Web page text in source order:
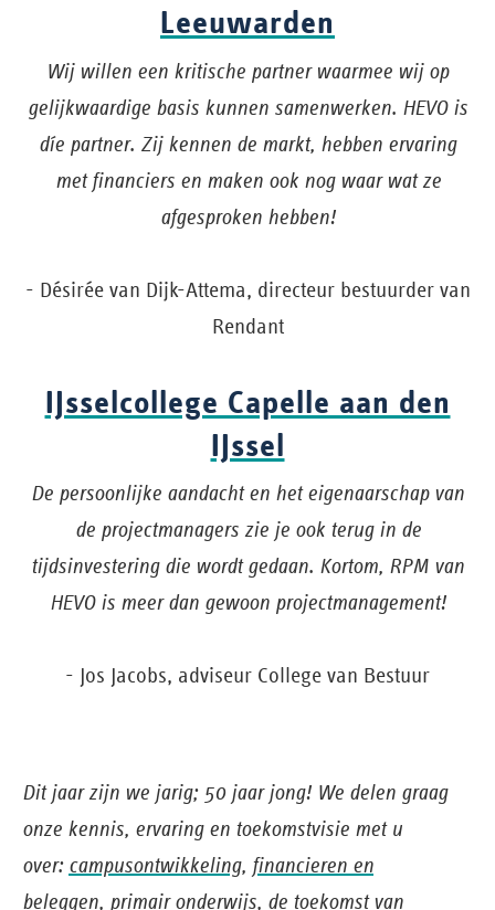
Leeuwarden
Wij willen een kritische partner waarmee wij op
gelijkwaardige basis kunnen samenwerken. HEVO is
díe partner. Zij kennen de markt, hebben ervaring
met financiers en maken ook nog waar wat ze
afgesproken hebben!
- Désirée van Dijk-Attema, directeur bestuurder van
Rendant
IJsselcollege Capelle aan den
IJssel
De persoonlijke aandacht en het eigenaarschap van
de projectmanagers zie je ook terug in de
tijdsinvestering die wordt gedaan. Kortom, RPM van
HEVO is meer dan gewoon projectmanagement!
- Jos Jacobs, adviseur College van Bestuur
Dit jaar zijn we jarig; 50 jaar jong! We delen graag
onze kennis, ervaring en toekomstvisie met u
over: campusontwikkeling, financieren en
beleggen, primair onderwijs, de toekomst van